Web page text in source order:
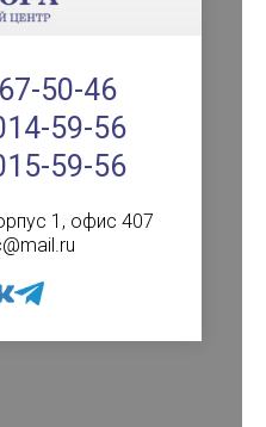
50-46
59-56
59-56
1, офис 407